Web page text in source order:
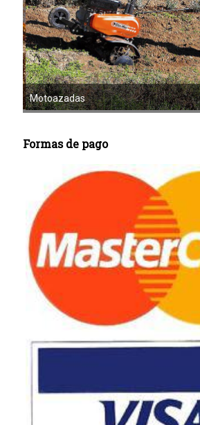
Motoazadas
Formas de pago